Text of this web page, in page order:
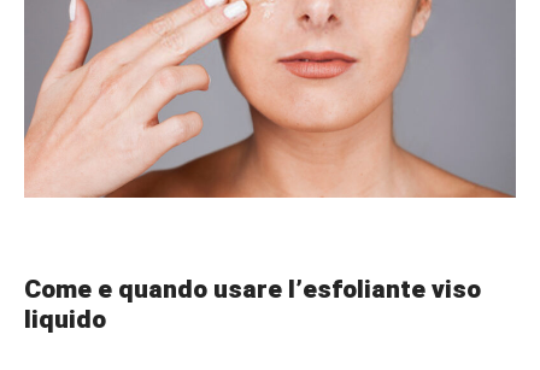
Come e quando usare l’esfoliante viso
liquido